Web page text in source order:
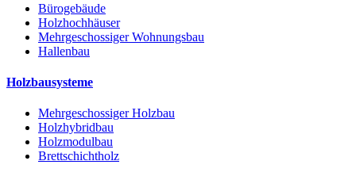
Bürogebäude
Holzhochhäuser
Mehrgeschossiger Wohnungsbau
Hallenbau
Holzbausysteme
Mehrgeschossiger Holzbau
Holzhybridbau
Holzmodulbau
Brettschichtholz